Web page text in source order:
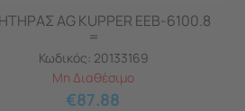
AG KUPPER EEB-6100.8
=
Κωδικός: 20133169
Μη Διαθέσιμο
€87.88